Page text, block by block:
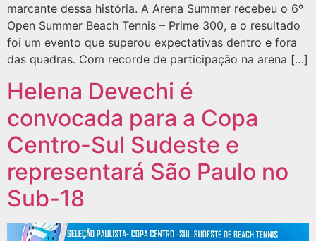
marcante dessa história. A Arena Summer recebeu o 6º
Open Summer Beach Tennis – Prime 300, e o resultado
foi um evento que superou expectativas dentro e fora
das quadras. Com recorde de participação na arena […]
Helena Devechi é
convocada para a Copa
Centro-Sul Sudeste e
representará São Paulo no
Sub-18